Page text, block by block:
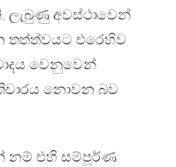
ලැබුණු අවස්ථාවෙන්
තත්ත්වයට එරෙහිව
වෙනුවෙන්
නොවන බව
නම් එහි සම්පූර්ණ